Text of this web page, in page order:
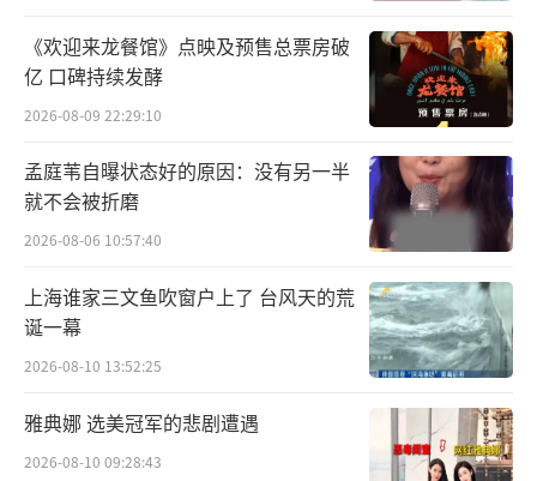
彼此互助、默契配合，15分钟左右的团战
戏让不少观众大呼过瘾，所谓“关山小队”也
让人有了更加具象化的感受，团魂不言而喻。
穿梭于山岳沙丘、黄土弥漫间的实景拍摄，也
让观众更加身临其境地感受到战斗的紧张与激
情，据主演在直播中透露，“天星峡之战”这
场戏，剧组远赴敦煌，耗时半个月，拍摄了八
百余个镜头才完成。戏内热血团魂，戏外精益
求精，《一念关山》以热血高燃的公路冒险群
像，成功俘获了观众。
《欢迎来龙餐馆》点映及预售总票房破
亿 口碑持续发酵
2026-08-09 22:29:10
孟庭苇自曝状态好的原因：没有另一半
就不会被折磨
2026-08-06 10:57:40
上海谁家三文鱼吹窗户上了 台风天的荒
诞一幕
2026-08-10 13:52:25
雅典娜 选美冠军的悲剧遭遇
2026-08-10 09:28:43